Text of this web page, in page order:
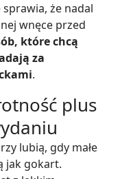
że nadal
wnęce przed
które chcą
za
.
plus
lubią, gdy małe
jak gokart.